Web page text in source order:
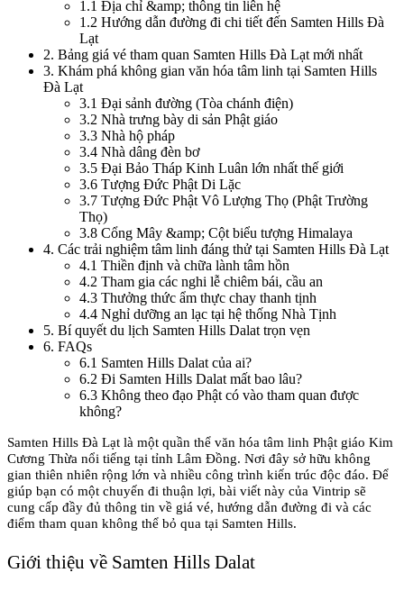
1.1 Địa chỉ &amp; thông tin liên hệ
1.2 Hướng dẫn đường đi chi tiết đến Samten Hills Đà
Lạt
2. Bảng giá vé tham quan Samten Hills Đà Lạt mới nhất
3. Khám phá không gian văn hóa tâm linh tại Samten Hills
Đà Lạt
3.1 Đại sảnh đường (Tòa chánh điện)
3.2 Nhà trưng bày di sản Phật giáo
3.3 Nhà hộ pháp
3.4 Nhà dâng đèn bơ
3.5 Đại Bảo Tháp Kinh Luân lớn nhất thế giới
3.6 Tượng Đức Phật Di Lặc
3.7 Tượng Đức Phật Vô Lượng Thọ (Phật Trường
Thọ)
3.8 Cổng Mây &amp; Cột biểu tượng Himalaya
4. Các trải nghiệm tâm linh đáng thử tại Samten Hills Đà Lạt
4.1 Thiền định và chữa lành tâm hồn
4.2 Tham gia các nghi lễ chiêm bái, cầu an
4.3 Thưởng thức ẩm thực chay thanh tịnh
4.4 Nghỉ dưỡng an lạc tại hệ thống Nhà Tịnh
5. Bí quyết du lịch Samten Hills Dalat trọn vẹn
6. FAQs
6.1 Samten Hills Dalat của ai?
6.2 Đi Samten Hills Dalat mất bao lâu?
6.3 Không theo đạo Phật có vào tham quan được
không?
Samten Hills Đà Lạt là một quần thể văn hóa tâm linh Phật giáo Kim
Cương Thừa nổi tiếng tại tỉnh Lâm Đồng. Nơi đây sở hữu không
gian thiên nhiên rộng lớn và nhiều công trình kiến trúc độc đáo. Để
giúp bạn có một chuyến đi thuận lợi, bài viết này của Vintrip sẽ
cung cấp đầy đủ thông tin về giá vé, hướng dẫn đường đi và các
điểm tham quan không thể bỏ qua tại Samten Hills.
Giới thiệu về Samten Hills Dalat